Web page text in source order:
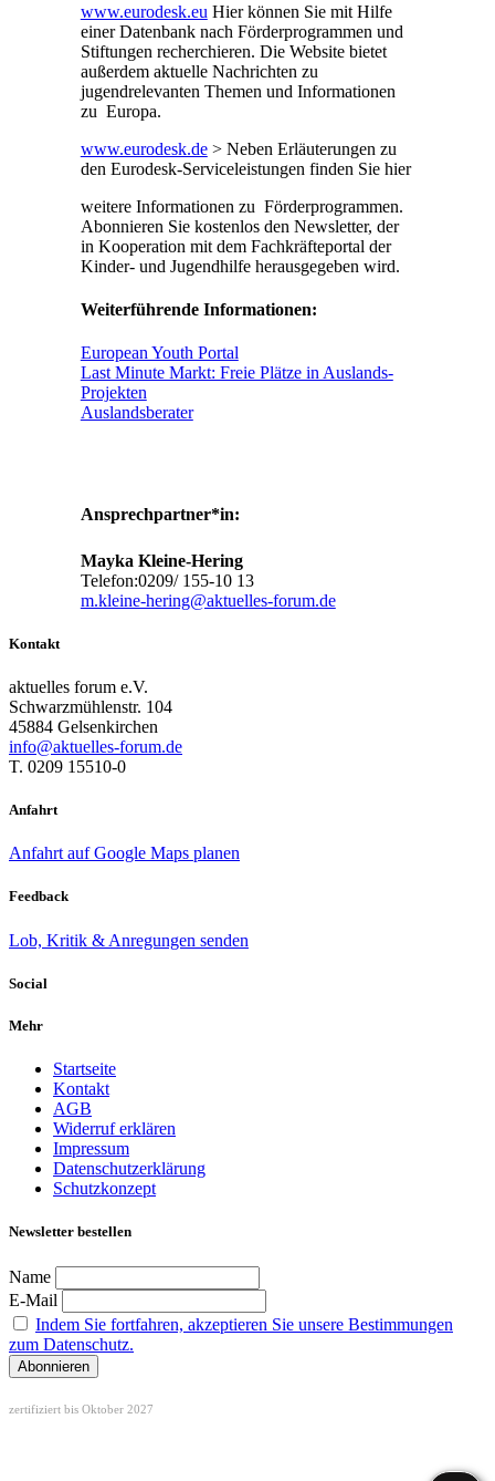
www.eurodesk.eu Hier können Sie mit Hilfe
einer Datenbank nach Förderprogrammen und
Stiftungen recherchieren. Die Website bietet
außerdem aktuelle Nachrichten zu
jugendrelevanten Themen und Informationen
zu Europa.
www.eurodesk.de> Neben Erläuterungen zu
den Eurodesk-Serviceleistungen finden Sie hier
weitere Informationen zu Förderprogrammen.
Abonnieren Sie kostenlos den Newsletter, der
in Kooperation mit dem Fachkräfteportal der
Kinder- und Jugendhilfe herausgegeben wird.
Weiterführende Informationen:
European Youth Portal
Last Minute Markt: Freie Plätze in Auslands-
Projekten
Auslandsberater
Ansprechpartner*in:
Mayka Kleine-Hering
Telefon:0209/ 155-10 13
m.kleine-hering@aktuelles-forum.de
Kontakt
aktuelles forum e.V.
Schwarzmühlenstr. 104
45884 Gelsenkirchen
info@aktuelles-forum.de
T. 0209 15510-0
Anfahrt
Anfahrt auf Google Maps planen
Feedback
Lob, Kritik & Anregungen senden
Social
Mehr
Startseite
Kontakt
AGB
Widerruf erklären
Impressum
Datenschutzerklärung
Schutzkonzept
Newsletter bestellen
Name
E-Mail
Indem Sie fortfahren, akzeptieren Sie unsere Bestimmungen
zum Datenschutz.
zertifiziert bis Oktober 2027